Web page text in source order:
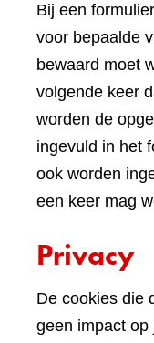
Bij een
voor bepaalde
bewaard moet
volgende keer
worden de
ingevuld in het
ook worden
een keer mag
Privacy
De cookies die
geen impact op